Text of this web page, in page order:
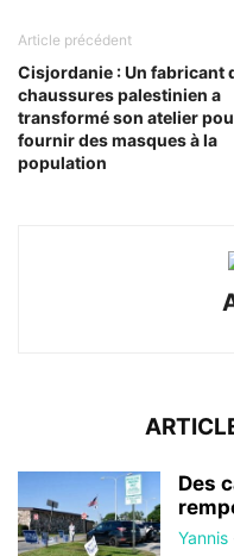
Article précédent
Cisjordanie : Un fabricant
chaussures palestinien a
transformé son atelier
fournir des masques à la
population
Des
Yannis